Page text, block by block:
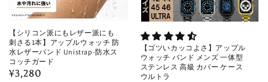
【シリコン派にもレザー派にも
刺さる1本】アップルウォッチ 防
水レザーバンド Unistrap-防水ス
コッチガード
通
¥3,280
【ゴツいカッコよさ】アップル
ウォッチ バンド メンズ 一体型
ステンレス 高級 カバー ケース
ウルトラ